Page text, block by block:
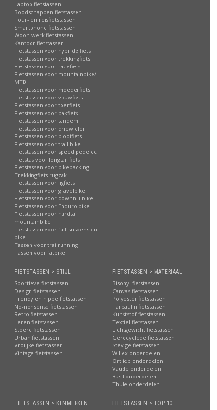
Laptop fietstassen
Boodschappen fietstassen
Tour- en reisfietstassen
Smartphone fietstassen
Woon-werk fietstassen
Kantoor fietstassen
Fietstassen voor hybride fiets
Fietstassen voor trekkingfiets
Fietstassen voor racefiets
Fietstassen voor mountainbike/
MTB
Fietstassen voor moederfiets
Fietstassen voor vouwfiets
Fietstassen voor toerfiets
Fietstassen voor bakfiets
Fietstassen voor tandem
Fietstassen voor driewieler
Fietstassen voor plooifiets
Fietstassen voor trail bike
Fietstassen voor speed pedelec
Fietstas voor longtail fiets
Fietstassen voor bikepacking
Trekkingfiets rugzak
Fietstassen voor ligfiets
Fietstassen voor gravelbike
Fietstassen voor downhill bike
Fietstassen voor Enduro bike
Fietstassen voor hardtail
mountainbike
Fietstassen voor full-suspension
bike
Tassen voor trailrunning
Tassen voor fatbike
FIETSTASSEN > STIJL
Sportieve fietstassen
Design fietstassen
Trendy en hippe fietstassen
No-nonsense fietstassen
Retro fietstassen
Leren fietstassen
Stoere fietstassen
Urban fietstassen
Vrolijke fietstassen
Vintage fietstassen
FIETSTASSEN > MATERIAAL
Bisonyl fietstassen
Canvas fietstassen
Polyester fietstassen
Tarpaulin fietstassen
Kunststof fietstassen
Textiel fietstassen
Lichtgewicht fietstassen
Gerecyclede fietstassen
Stevige fietstassen
Willex onderdelen
Ortlieb onderdelen
Vaude onderdelen
Basil onderdelen
Thule onderdelen
FIETSTASSEN > KENMERKEN
FIETSTASSEN > TOP 10